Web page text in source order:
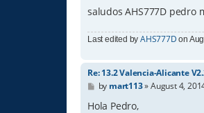
saludos AHS777D pedro
Last edited by AHS777D on
Re: 13.2 Valencia-Alicante
P
s
by mart113»August 4,
Hola Pedro,